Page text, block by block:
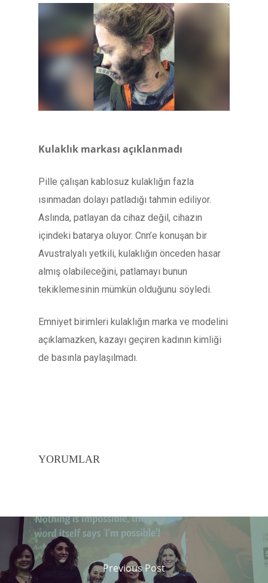
Kulaklık markası açıklanmadı
Pille çalışan kablosuz kulaklığın fazla
ısınmadan dolayı patladığı tahmin ediliyor.
Aslında, patlayan da cihaz değil, cihazın
içindeki batarya oluyor. Cnn’e konuşan bir
Avustralyalı yetkili, kulaklığın önceden hasar
almış olabileceğini, patlamayı bunun
tekiklemesinin mümkün olduğunu söyledi.
Emniyet birimleri kulaklığın marka ve modelini
açıklamazken, kazayı geçiren kadının kimliği
de basınla paylaşılmadı.
YORUMLAR
Previous Post